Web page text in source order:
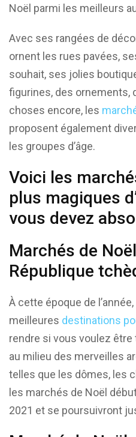
Noël parmi les meilleurs
Avec ses rangées de
ornent les rues pavées,
souhait, ses jolies
figurines, des ornements,
choses encore, les
proposent également
les groupes d’âge.
Voici les
plus magiques
vous devez
Marchés de
République
À cette époque de
meilleures destinations
rendre si vous voulez être
au milieu des merveilles
telles que les dômes, les
les marchés de Noël
2021 et se poursuivront